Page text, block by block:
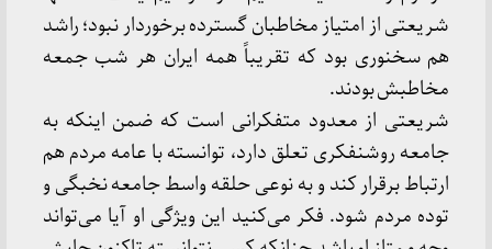
شریعتی از امتیاز مخاطبان گسترده برخوردار نبود؛ راشد
هم سخنوری بود که تقریباً همه ایران هر شب جمعه
مخاطبش بودند.
شریعتی از معدود متفکرانی است که ضمن اینکه به
جامعه روشنفکری تعلق دارد، توانسته با عامه مردم هم
ارتباط برقرار کند و به نوعی حلقه واسط جامعه نخبگی و
توده مردم شود. فکر می‌کنید این ویژگی او آیا می‌تواند